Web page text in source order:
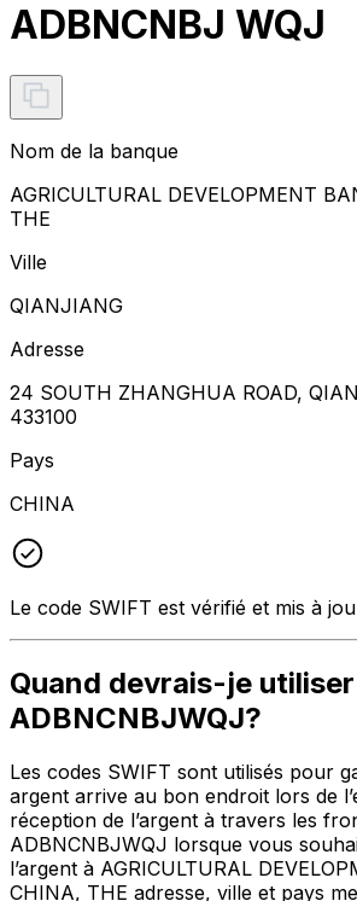
ADBNCNBJ WQJ
Nom de la banque
AGRICULTURAL DEVELOPMENT
THE
Ville
QIANJIANG
Adresse
24 SOUTH ZHANGHUA ROAD,
433100
Pays
CHINA
Le code SWIFT est vérifié et mis à
Quand devrais-je utiliser
ADBNCNBJWQJ?
Les codes SWIFT sont utilisés pour
argent arrive au bon endroit lors de
réception de l’argent à travers les
ADBNCNBJWQJ lorsque vous
l’argent à AGRICULTURAL
CHINA, THE adresse, ville et pays